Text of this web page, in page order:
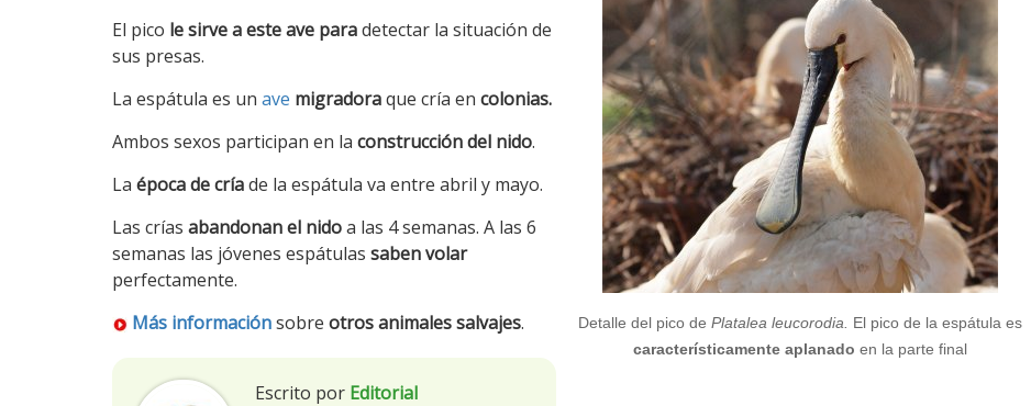
Detalle del pico de Platalea leucorodia.
El pico de la espátula es
característicamente aplanado en la parte final
El pico le sirve a este ave paradetectar la situación de
sus presas.
La espátula es un ave migradoraque cría en colonias.
Ambos sexos participan en la construcción del nido.
La época de críade la espátula va entre abril y mayo.
Las crías abandonan el nidoa las 4 semanas. A las 6
semanas las jóvenes espátulas saben volar
perfectamente.
Más informaciónsobre otros animales salvajes.
Escrito por Editorial